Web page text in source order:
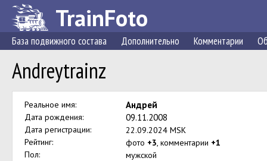
TrainFoto
База подвижного состава Дополнительно Комментарии
Andreytrainz
Реальное имя: Андрей
Дата рождения: 09.11.2008
Дата регистрации:
22.09.2024 MSK
Рейтинг:
фото +3, комментарии +1
Пол:
мужской